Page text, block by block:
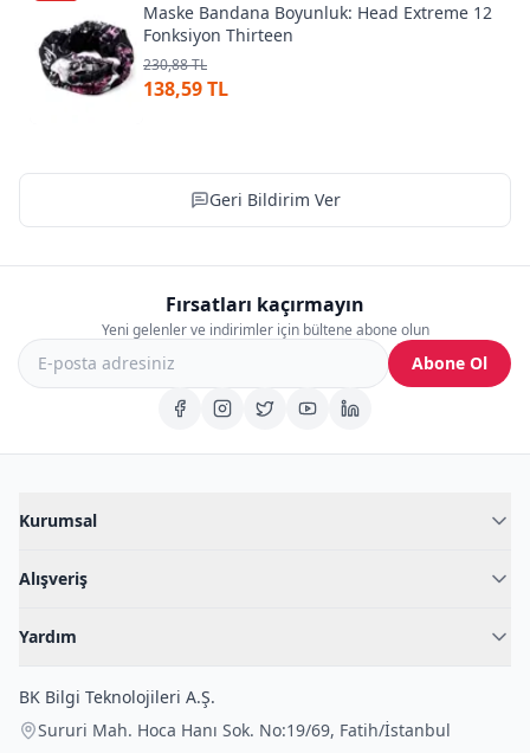
Maske Bandana Boyunluk: Head Extreme 12
Fonksiyon Thirteen
230,88 TL
138,59 TL
Geri Bildirim Ver
Fırsatları kaçırmayın
Yeni gelenler ve indirimler için bültene abone olun
Abone Ol
Kurumsal
Blog
İç Giyim Rehberi
Alışveriş
Fantazi İç Giyim
Çocuk İç Giyim
Yardım
İade Politikası
BK Bilgi Teknolojileri A.Ş.
Sururi Mah. Hoca Hanı Sok. No:19/69, Fatih/İstanbul